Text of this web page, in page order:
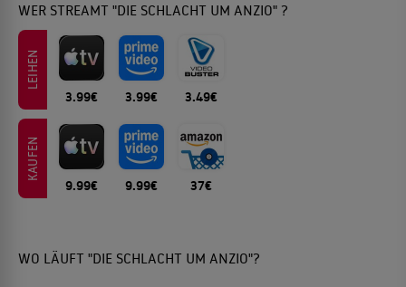
WER STREAMT "DIE SCHLACHT UM ANZIO" ?
LEIHEN
3.99€ 3.99€ 3.49€
KAUFEN
9.99€ 9.99€ 37€
WO LÄUFT "DIE SCHLACHT UM ANZIO"?